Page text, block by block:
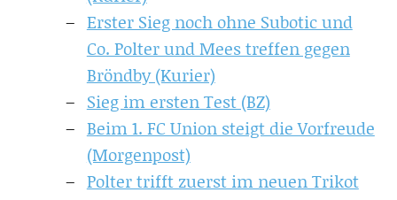
Erster Sieg noch ohne Subotic und
Co. Polter und Mees treffen gegen
Bröndby (Kurier)
Sieg im ersten Test (BZ)
Beim 1. FC Union steigt die Vorfreude
(Morgenpost)
Polter trifft zuerst im neuen Trikot